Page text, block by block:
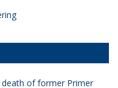
of former Primer